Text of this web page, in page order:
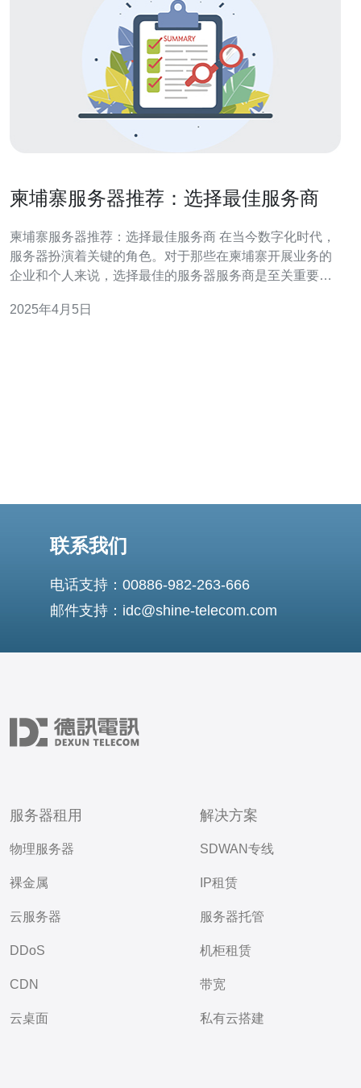
柬埔寨服务器推荐：选择最佳服务商
柬埔寨服务器推荐：选择最佳服务商 在当今数字化时代，
服务器扮演着关键的角色。对于那些在柬埔寨开展业务的
企业和个人来说，选择最佳的服务器服务商是至关重要
做出明智的决策。 柬埔寨作为东南亚的新兴市场，正迅速
2025年4月5日
联系我们
电话支持：00886-982-263-666
邮件支持：idc@shine-telecom.com
服务器租用
物理服务器
裸金属
云服务器
DDoS
CDN
云桌面
解决方案
SDWAN专线
IP租赁
服务器托管
机柜租赁
带宽
私有云搭建